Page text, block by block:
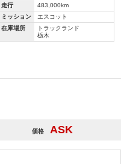
走行
483,000km
ミッション
エスコット
在庫場所
トラックランド
栃木
価格 ASK